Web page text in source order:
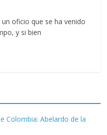
oficio que se ha venido
y si bien
Colombia: Abelardo de la